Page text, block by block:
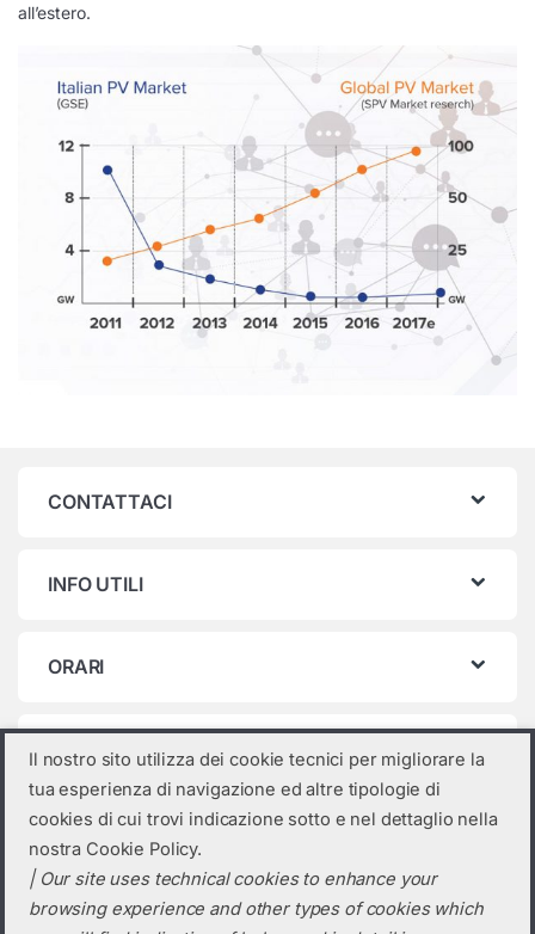
all’estero.
CONTATTACI
INFO UTILI
ORARI
Categorie prodotto
Seleziona una categoria
Il nostro sito utilizza dei cookie tecnici per migliorare la
tua esperienza di navigazione ed altre tipologie di
cookies di cui trovi indicazione sotto e nel dettaglio nella
nostra Cookie Policy.
| Our site uses technical cookies to enhance your
browsing experience and other types of cookies which